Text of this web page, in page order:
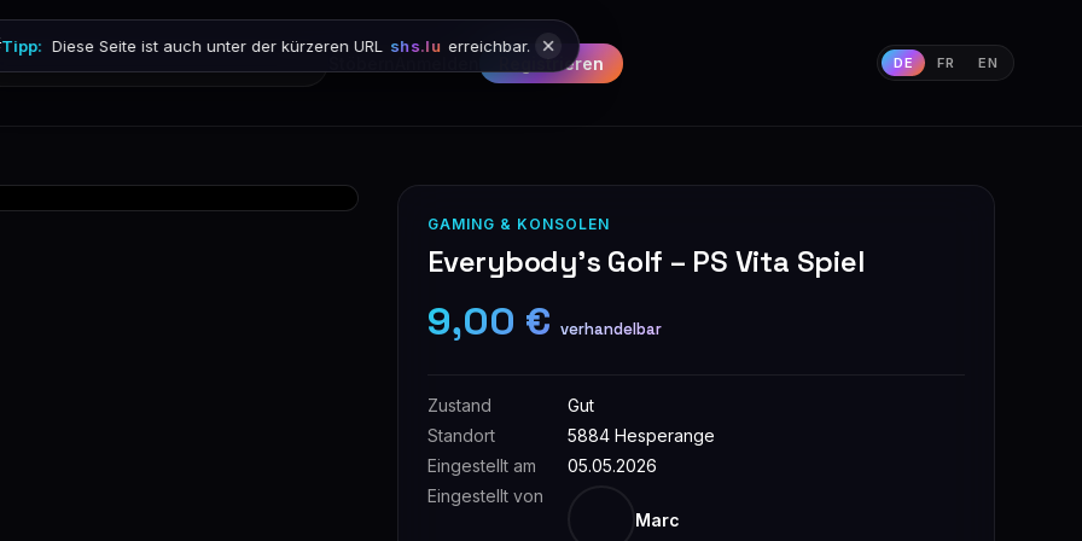
Registrieren DE FR EN
Tipp: Diese Seite ist auch unter der kürzeren URL shs.lu erreichbar.
GAMING & KONSOLEN
Everybody's Golf – PS Vita Spiel
9,00 € verhandelbar
Zustand
Gut
Standort
5884 Hesperange
Eingestellt am
05.05.2026
Eingestellt von
Marc